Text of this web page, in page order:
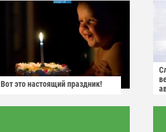
Вот это настоящий праздник!